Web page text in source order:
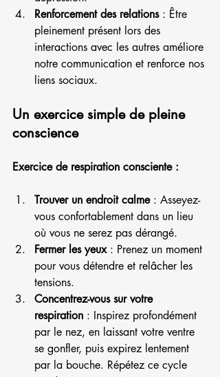
Renforcement des relations : Être
pleinement présent lors des
interactions avec les autres améliore
notre communication et renforce nos
liens sociaux.
Un exercice simple de pleine
conscience
Exercice de respiration consciente :
Trouver un endroit calme : Asseyez-
vous confortablement dans un lieu
où vous ne serez pas dérangé.
Fermer les yeux : Prenez un moment
pour vous détendre et relâcher les
tensions.
Concentrez-vous sur votre
respiration : Inspirez profondément
par le nez, en laissant votre ventre
se gonfler, puis expirez lentement
par la bouche. Répétez ce cycle